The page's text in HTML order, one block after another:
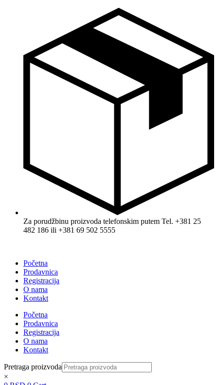
Za porudžbinu proizvoda telefonskim putem Tel. +381 25
482 186 ili +381 69 502 5555
Početna
Prodavnica
Registracija
O nama
Kontakt
Početna
Prodavnica
Registracija
O nama
Kontakt
Pretraga proizvoda
×